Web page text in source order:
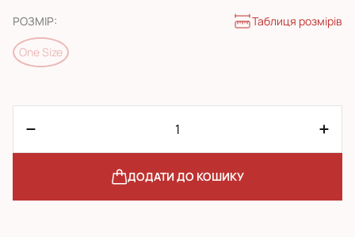
РОЗМІР: Таблиця розмірів
One Size
ДОДАТИ ДО КОШИКУ